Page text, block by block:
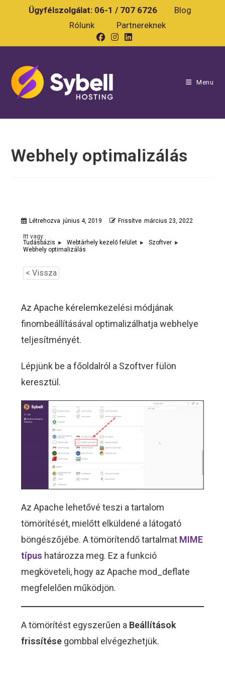
Ügyfélszolgálat: 06-1 / 707 6726
Blog
Rólunk
Partnereknek
Menu
Webhely optimalizálás
Létrehozva június 4, 2019 Frissítve március 23, 2022
Itt vagy:
Tudásbázis
Webtárhely kezelő felület
Szoftver
Webhely optimalizálás
< Vissza
Az Apache kérelemkezelési módjának
finombeállításával optimalizálhatja webhelye
teljesítményét.
Lépjünk be a főoldalról a Szoftver fülön
keresztül.
Az Apache lehetővé teszi a tartalom
tömörítését, mielőtt elküldené a látogató
böngészőjébe. A tömörítendő tartalmat MIME
típus határozza meg. Ez a funkció
megköveteli, hogy az Apache mod_deflate
megfelelően működjön.
A tömörítést egyszerűen a Beállítások
frissítése gombbal elvégezhetjük.